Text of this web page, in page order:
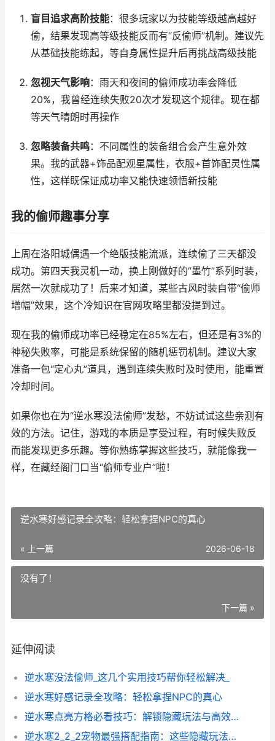
盲目追求高阶技能：很多玩家以为技能等级越高越好
偷，结果发现高等级技能反而有“反偷师”机制。建议先
从基础技能练起，等自身属性提升后再挑战高级技能
忽视天气影响：雨天和夜间的偷师成功率会降低
20%，我曾经连续失败20次才发现这个规律。现在都
等天气晴朗时再操作
忽略装备共鸣：不同属性的装备组合会产生意外效
果。我的武器+饰品配观星属性，衣服+首饰配灵性属
性，这样既保证成功率又能快速领悟新技能
我的偷师趣事分享
上周在洛阳城偶遇一个绝版技能流派，连续偷了三天都没
成功。第四天我灵机一动，换上刚做好的“墨竹”系列时装，
居然一次就成功了！后来才知道，某些古风时装自带“偷师
增幅”效果，这个冷知识在官网攻略里都没提到过。
现在我的偷师成功率已经稳定在85%左右，但还是有3%的
神秘失败率，可能是系统保留的随机惩罚机制。建议大家
准备一包“定心丸”道具，遇到连续失败时及时使用，能重置
冷却时间。
如果你也在为“逆水寒没法偷师”发愁，不妨试试这些亲测有
效的方法。记住，游戏的本质是享受过程，有时候失败反
而能发现更多乐趣。等你熟练掌握这些技巧，就能像我一
样，在藏经阁门口当“偷师专业户”啦！
逆水寒好感记录全攻略：轻松拿捏NPC的真心
« 上一篇 2026-06-18
没有了！
下一篇 »
延伸阅读
逆水寒没法偷师_这几个实用技巧帮你轻松解决_
逆水寒好感记录全攻略：轻松拿捏NPC的真心
逆水寒点亮方格必看技巧：解锁隐藏玩法与高效点亮攻略
逆水寒2_2_2宠物最强搭配指南：这些隐藏玩法99_的玩家都不知道